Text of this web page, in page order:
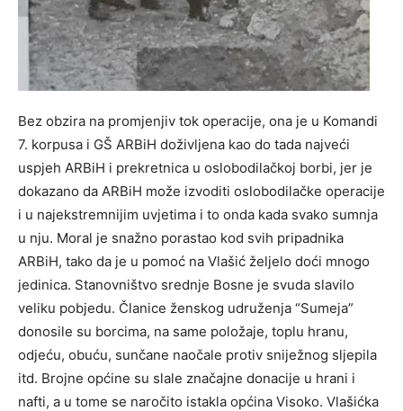
Bez obzira na promjenjiv tok operacije, ona je u Komandi
7. korpusa i GŠ ARBiH doživljena kao do tada najveći
uspjeh ARBiH i prekretnica u oslobodilačkoj borbi, jer je
dokazano da ARBiH može izvoditi oslobodilačke operacije
i u najekstremnijim uvjetima i to onda kada svako sumnja
u nju. Moral je snažno porastao kod svih pripadnika
ARBiH, tako da je u pomoć na Vlašić željelo doći mnogo
jedinica. Stanovništvo srednje Bosne je svuda slavilo
veliku pobjedu. Članice ženskog udruženja “Sumeja”
donosile su borcima, na same položaje, toplu hranu,
odjeću, obuću, sunčane naočale protiv sniježnog sljepila
itd. Brojne općine su slale značajne donacije u hrani i
nafti, a u tome se naročito istakla općina Visoko. Vlašićka